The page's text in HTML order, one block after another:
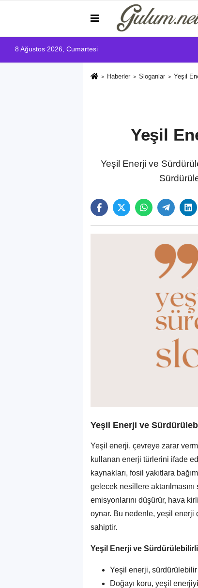
8 Ağustos 2026, Cumartesi
Haberler Sloganlar Yeşil
Yeşil
Yeşil Enerji ve
Yeşil Enerji ve
Yeşil enerji, çevreye zarar
kullanan enerji türlerini ifade
kaynakları, fosil yakıtlara
gelecek nesillere
emisyonlarını düşürür, hava
oynar. Bu nedenle, yeşil
sahiptir.
Yeşil Enerji ve
Yeşil enerji,
Doğayı koru, yeşil